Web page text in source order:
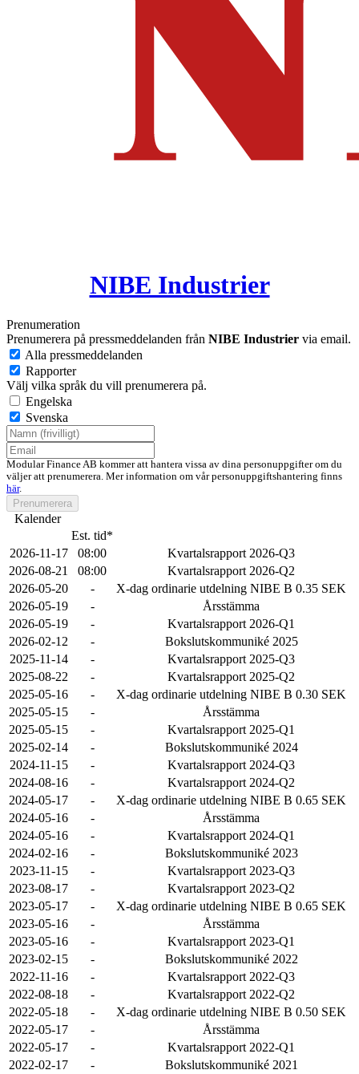
NIBE Industrier
Prenumeration
Prenumerera på pressmeddelanden från NIBE Industrier via email.
Alla pressmeddelanden
Rapporter
Välj vilka språk du vill prenumerera på.
Engelska
Svenska
Modular Finance AB kommer att hantera vissa av dina personuppgifter om du
väljer att prenumerera. Mer information om vår personuppgiftshantering finns
här.
Prenumerera
Kalender
Est. tid*
2026-11-17
08:00
Kvartalsrapport 2026-Q3
2026-08-21
08:00
Kvartalsrapport 2026-Q2
2026-05-20
-
X-dag ordinarie utdelning NIBE B 0.35 SEK
2026-05-19
-
Årsstämma
2026-05-19
-
Kvartalsrapport 2026-Q1
2026-02-12
-
Bokslutskommuniké 2025
2025-11-14
-
Kvartalsrapport 2025-Q3
2025-08-22
-
Kvartalsrapport 2025-Q2
2025-05-16
-
X-dag ordinarie utdelning NIBE B 0.30 SEK
2025-05-15
-
Årsstämma
2025-05-15
-
Kvartalsrapport 2025-Q1
2025-02-14
-
Bokslutskommuniké 2024
2024-11-15
-
Kvartalsrapport 2024-Q3
2024-08-16
-
Kvartalsrapport 2024-Q2
2024-05-17
-
X-dag ordinarie utdelning NIBE B 0.65 SEK
2024-05-16
-
Årsstämma
2024-05-16
-
Kvartalsrapport 2024-Q1
2024-02-16
-
Bokslutskommuniké 2023
2023-11-15
-
Kvartalsrapport 2023-Q3
2023-08-17
-
Kvartalsrapport 2023-Q2
2023-05-17
-
X-dag ordinarie utdelning NIBE B 0.65 SEK
2023-05-16
-
Årsstämma
2023-05-16
-
Kvartalsrapport 2023-Q1
2023-02-15
-
Bokslutskommuniké 2022
2022-11-16
-
Kvartalsrapport 2022-Q3
2022-08-18
-
Kvartalsrapport 2022-Q2
2022-05-18
-
X-dag ordinarie utdelning NIBE B 0.50 SEK
2022-05-17
-
Årsstämma
2022-05-17
-
Kvartalsrapport 2022-Q1
2022-02-17
-
Bokslutskommuniké 2021